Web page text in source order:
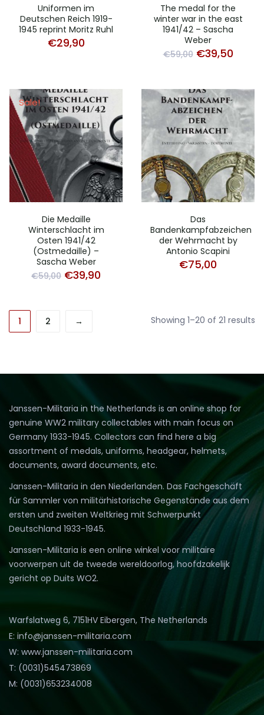
Uniformen im
Deutschen Reich 1919-
1945 reprint Moritz Ruhl
€29,90
The medal for the
winter war in the east
1941/42 – Sascha
Weber
€59,00 Original
€59,00.
€39,50
Sale!
Die Medaille
Winterschlacht im
Osten 1941/42
(Ostmedaille) –
Sascha Weber
€59,00 Original
€59,00.
€39,90
Das
Bandenkampfabzeichen
der Wehrmacht by
Antonio Scapini
€75,00
1 2 → Showing 1–20 of 21 results
to
Janssen-Militaria in the Netherlands is an online shop for
genuine WW2 military collectables with main focus on
Germany 1933-1945. Collectors can find here a big
assortment of medals, uniforms, headgear, helmets,
documents, award documents, etc.
Janssen-Militaria in den Niederlanden. Das Fachgeschäft
für Sammler von militärhistorische Gegenstände aus dem
ersten und zweiten Weltkrieg mit Schwerpunkt
Deutschland 1933-1945.
Janssen-Militaria is een online winkel voor militaire
voorwerpen uit de tweede wereldoorlog, hoofdzakelijk
gericht op Duits WO2.
Warfslatweg 6, 7151HV Eibergen, The Netherlands
E: info@janssen-militaria.com
W: www.janssen-militaria.com
T: (0031)545473869
M: (0031)653234008